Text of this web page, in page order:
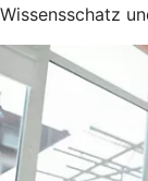
Wissensschatz